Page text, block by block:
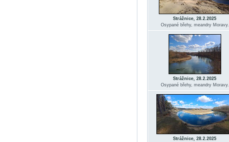
Strážnice, 28.2.2025
Osypané břehy, meandry Moravy.
Strážnice, 28.2.2025
Osypané břehy, meandry Moravy.
Strážnice, 28.2.2025